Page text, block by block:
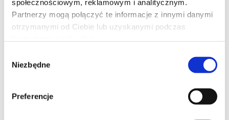
społecznościowym, reklamowym i analitycznym.
Partnerzy mogą połączyć te informacje z innymi danymi
otrzymanymi od Ciebie lub uzyskanymi podczas
zgody
Niezbędne
Preferencje
DZIEŃ OBJAWIENIA
Gdybyś dowiedział się, że nie jesteśmy sami, gdyby ktoś ci to
Steven Spielberg jest jednym z najbardziej utytułowanych i
wpływowych twórców filmowych w branży. Jest reżyserem takich